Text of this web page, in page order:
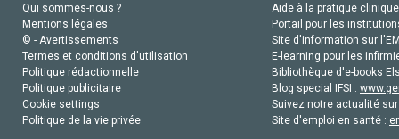
Qui sommes-nous ?
Mentions légales
© - Avertissements
Termes et conditions d'utilisation
Politique rédactionnelle
Politique publicitaire
Cookie settings
Politique de la vie privée
Aide à la pratique
Portail pour les
Site d'information sur
E-learning pour les
Bibliothèque d'e-books
Blog special IFSI :
Suivez notre actualité
Site d'emploi en santé :